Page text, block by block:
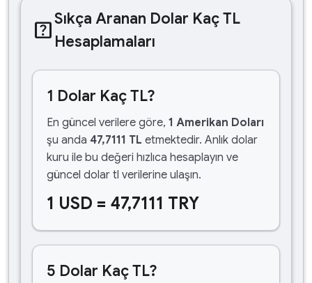
help_centerSıkça Aranan Dolar Kaç TL
Hesaplamaları
1 Dolar Kaç TL?
En güncel verilere göre, 1 Amerikan Doları
şu anda 47,7111 TL etmektedir. Anlık dolar
kuru ile bu değeri hızlıca hesaplayın ve
güncel dolar tl verilerine ulaşın.
1 USD = 47,7111 TRY
5 Dolar Kaç TL?